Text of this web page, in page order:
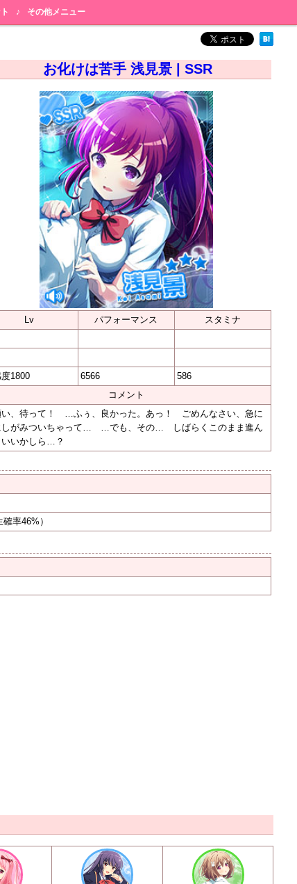
♪ その他メニュー
お化けは苦手 浅見景 | SSR
Lv パフォーマンス
スタミナ
1800
6566
586
コメント
い、待って！ …ふぅ、良かった。あっ！ ごめんなさい、急に
しがみついちゃって… …でも、その… しばらくこのまま進ん
いいかしら…？
確率46%）